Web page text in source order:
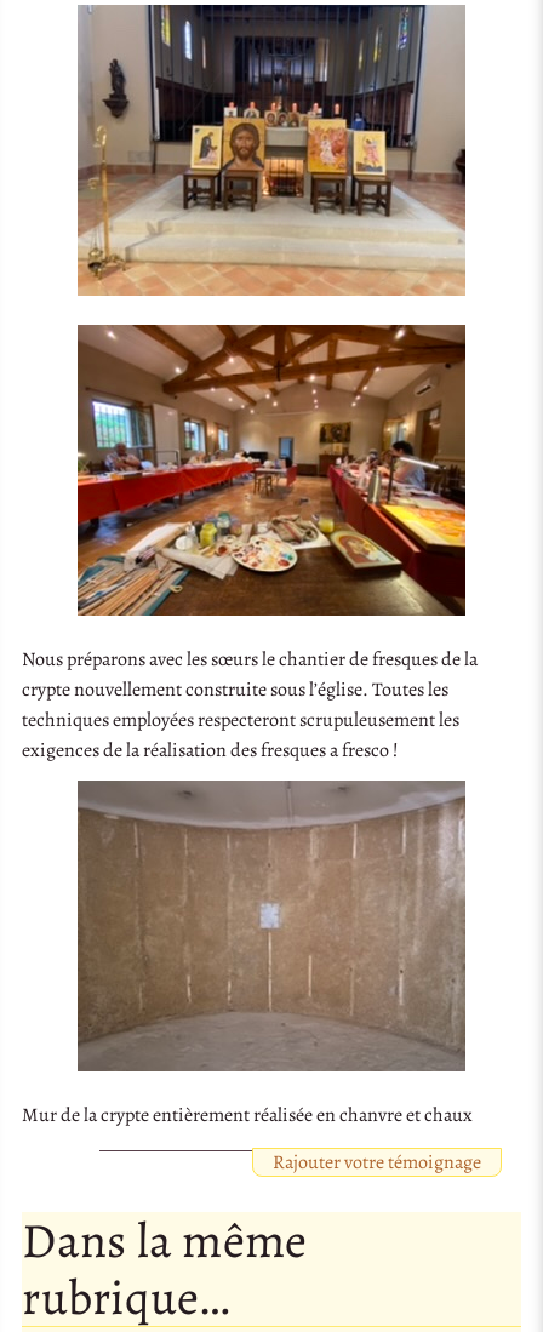
Nous préparons avec les sœurs le chantier de fresques de la
crypte nouvellement construite sous l’église. Toutes les
techniques employées respecteront scrupuleusement les
exigences de la réalisation des fresques a fresco !
Mur de la crypte entièrement réalisée en chanvre et chaux
Rajouter votre témoignage
Dans la même
rubrique…